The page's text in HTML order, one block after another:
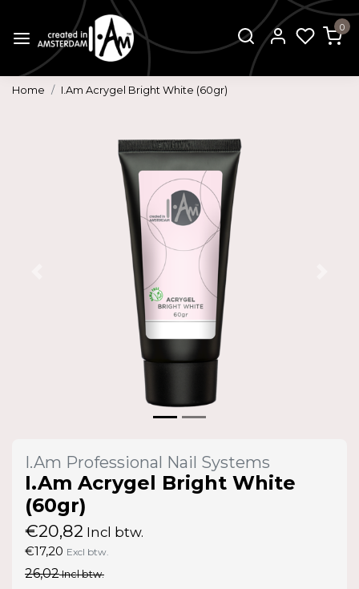
0
Home I.Am Acrygel Bright White (60gr)
I.Am Professional Nail Systems
I.Am Acrygel Bright White
(60gr)
€20,82 Incl btw.
€17,20 Excl btw.
26,02Incl btw.